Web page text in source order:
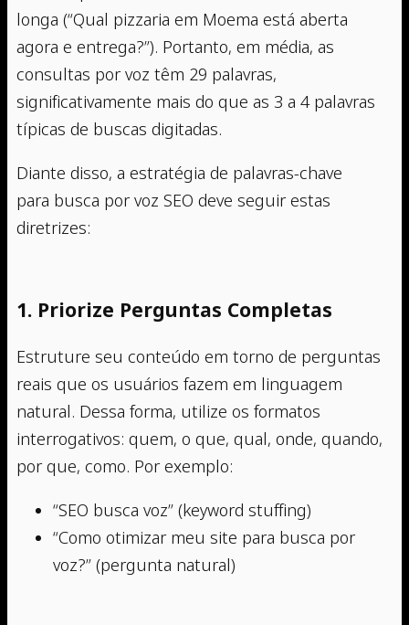
longa (“Qual pizzaria em Moema está aberta
agora e entrega?”). Portanto, em média, as
consultas por voz têm 29 palavras,
significativamente mais do que as 3 a 4 palavras
típicas de buscas digitadas.
Diante disso, a estratégia de palavras-chave
para busca por voz SEO deve seguir estas
diretrizes:
1. Priorize Perguntas Completas
Estruture seu conteúdo em torno de perguntas
reais que os usuários fazem em linguagem
natural. Dessa forma, utilize os formatos
interrogativos: quem, o que, qual, onde, quando,
por que, como. Por exemplo:
“SEO busca voz” (keyword stuffing)
“Como otimizar meu site para busca por
voz?” (pergunta natural)